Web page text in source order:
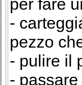
per fare
-
pezzo
- pulire il
-